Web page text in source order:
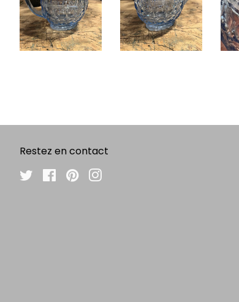
Restez en contact
Twitter Facebook
Pinterest